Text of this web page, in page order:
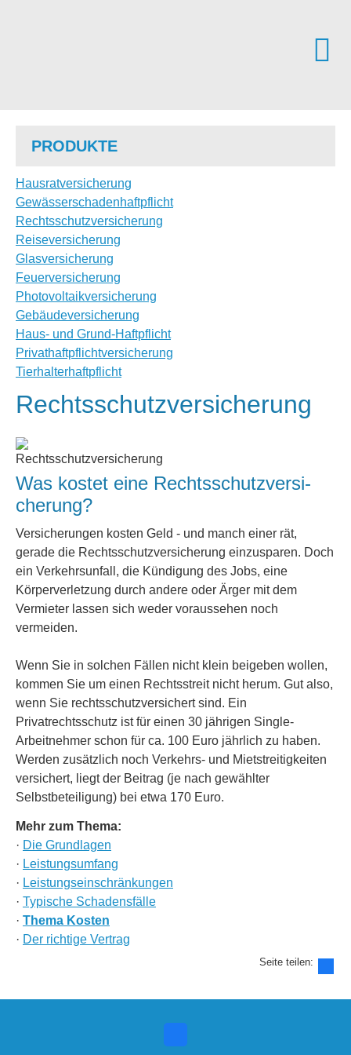
PRODUKTE
Haus­rat­ver­si­che­rung
Gewässerschadenhaftpflicht
Rechts­schutz­ver­si­che­rung
Reiseversicherung
Glasversicherung
Feuerversicherung
Photo­voltaik­ver­si­che­rung
Ge­bäude­ver­si­che­rung
Haus- und Grund-Haft­pflicht
Privathaftpflichtversicherung
Tierhalterhaftpflicht
Rechts­schutz­ver­si­che­rung
Was kostet eine Rechts­schutz­ver­si­
che­rung?
Versicherungen kosten Geld - und manch einer rät,
gerade die Rechts­schutz­ver­si­che­rung einzusparen. Doch
ein Verkehrsunfall, die Kündigung des Jobs, eine
Körperverletzung durch andere oder Ärger mit dem
Vermieter lassen sich weder voraussehen noch
vermeiden.
Wenn Sie in solchen Fällen nicht klein beigeben wollen,
kommen Sie um einen Rechtsstreit nicht herum. Gut also,
wenn Sie rechtsschutzversichert sind. Ein
Privatrechtsschutz ist für einen 30 jährigen Single-
Arbeitnehmer schon für ca. 100 Euro jährlich zu haben.
Werden zusätzlich noch Verkehrs- und Mietstreitigkeiten
versichert, liegt der Beitrag (je nach gewählter
Selbstbeteiligung) bei etwa 170 Euro.
Mehr zum Thema:
· Die Grundlagen
· Leistungsumfang
· Leistungseinschränkungen
· Typische Schadensfälle
· Thema Kosten
· Der richtige Vertrag
Seite teilen: